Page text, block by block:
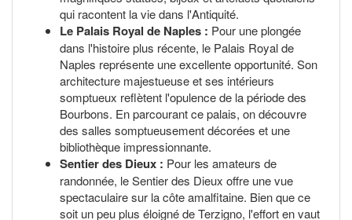
qui racontent la vie dans l'Antiquité.
Le Palais Royal de Naples : Pour une plongée
dans l'histoire plus récente, le Palais Royal de
Naples représente une excellente opportunité. Son
architecture majestueuse et ses intérieurs
somptueux reflètent l'opulence de la période des
Bourbons. En parcourant ce palais, on découvre
des salles somptueusement décorées et une
bibliothèque impressionnante.
Sentier des Dieux : Pour les amateurs de
randonnée, le Sentier des Dieux offre une vue
spectaculaire sur la côte amalfitaine. Bien que ce
soit un peu plus éloigné de Terzigno, l'effort en vaut